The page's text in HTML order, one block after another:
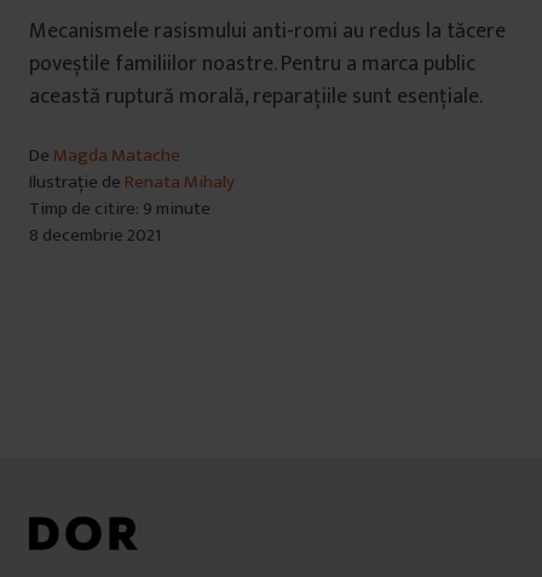
Mecanismele rasismului anti-romi au redus la tăcere
poveștile familiilor noastre. Pentru a marca public
această ruptură morală, reparațiile sunt esențiale.
De Magda Matache
Ilustrație de Renata Mihaly
Timp de citire: 9 minute
8 decembrie 2021